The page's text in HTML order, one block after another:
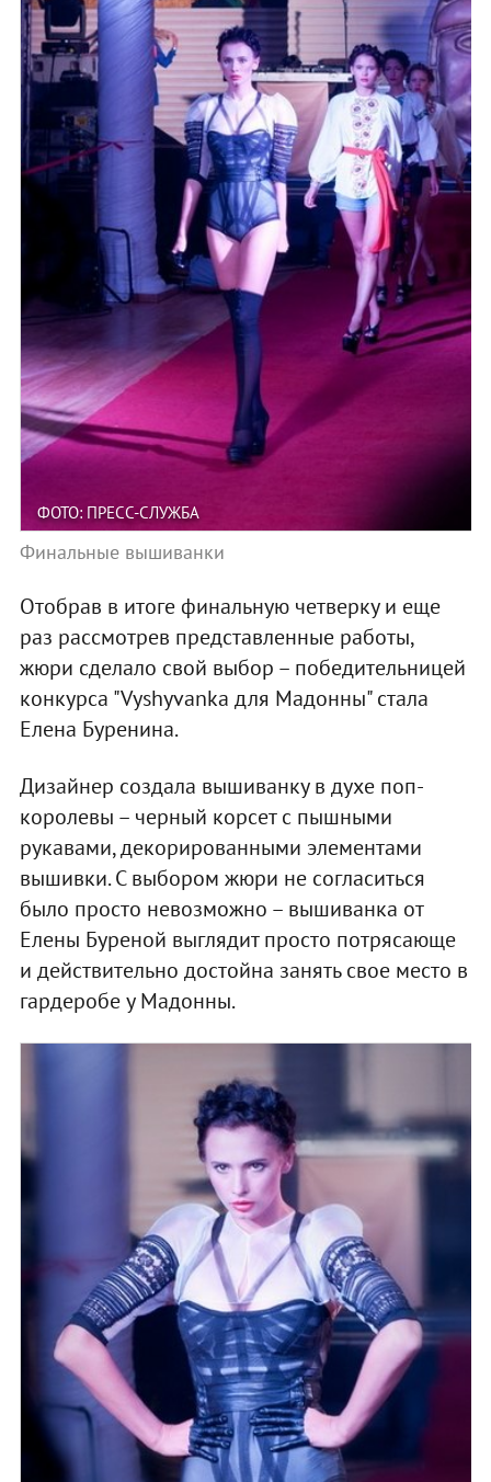
ФОТО: ПРЕСС-СЛУЖБА
Финальные вышиванки
Отобрав в итоге финальную четверку и еще
раз рассмотрев представленные работы,
жюри сделало свой выбор – победительницей
конкурса "Vyshyvanka для Мадонны" стала
Елена Буренина.
Дизайнер создала вышиванку в духе поп-
королевы – черный корсет с пышными
рукавами, декорированными элементами
вышивки. С выбором жюри не согласиться
было просто невозможно – вышиванка от
Елены Буреной выглядит просто потрясающе
и действительно достойна занять свое место в
гардеробе у Мадонны.